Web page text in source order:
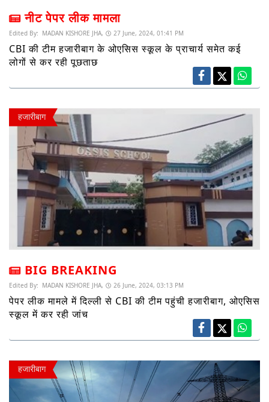
नीट पेपर लीक मामला
Edited By: MADAN KISHORE JHA, 27 June, 2024, 01:41 PM
CBI की टीम हजारीबाग के ओएसिस स्कूल के प्राचार्य समेत कई
लोगों से कर रही पूछताछ
हजारीबाग
BIG BREAKING
Edited By: MADAN KISHORE JHA, 26 June, 2024, 03:13 PM
पेपर लीक मामले में दिल्ली से CBI की टीम पहुंची हजारीबाग, ओएसिस
स्कूल में कर रही जांच
हजारीबाग